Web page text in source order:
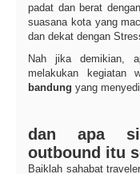
padat dan berat
suasana kota yang
dan dekat dengan
Nah jika demikian,
melakukan kegiatan
bandung yang
dan apa
outbound itu
Baiklah sahabat